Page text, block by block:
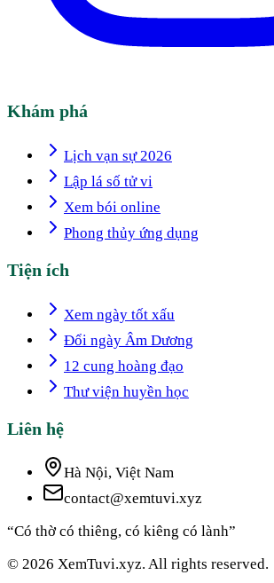
Khám phá
Lịch vạn sự 2026
Lập lá số tử vi
Xem bói online
Phong thủy ứng dụng
Tiện ích
Xem ngày tốt xấu
Đổi ngày Âm Dương
12 cung hoàng đạo
Thư viện huyền học
Liên hệ
Hà Nội, Việt Nam
contact@xemtuvi.xyz
“Có thờ có thiêng, có kiêng có lành”
© 2026 XemTuvi.xyz. All rights reserved.